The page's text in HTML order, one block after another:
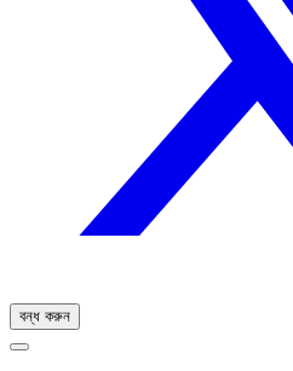
বন্ধ করুন